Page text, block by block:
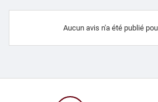
Aucun avis n'a été publié